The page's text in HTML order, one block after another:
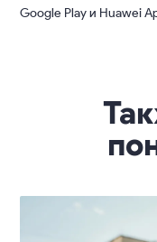
Google Play и Huawei